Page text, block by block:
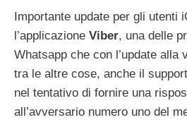
Importante update per gli utenti
l’applicazione Viber, una delle
Whatsapp che con l’update alla
tra le altre cose, anche il
nel tentativo di fornire una
all’avversario numero uno del